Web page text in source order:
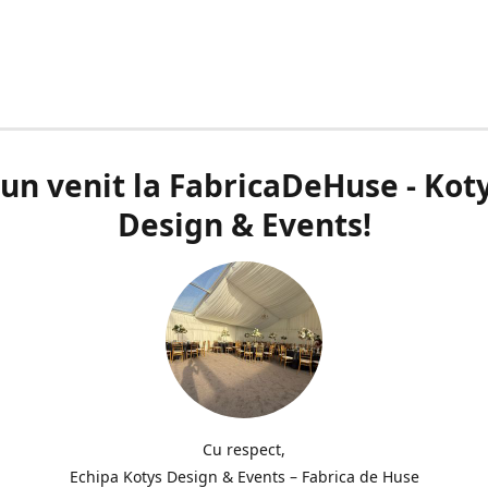
venit la FabricaDeHuse -
Design & Events!
Cu respect,
Echipa Kotys Design & Events – Fabrica de Huse